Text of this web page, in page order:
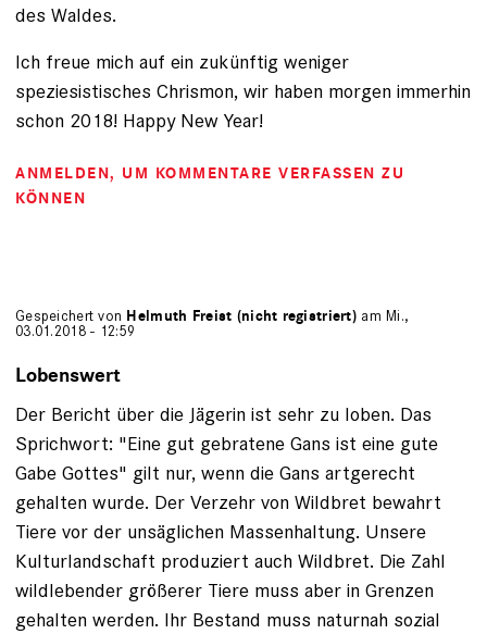
des Waldes.
Ich freue mich auf ein zukünftig weniger
speziesistisches Chrismon, wir haben morgen immerhin
schon 2018! Happy New Year!
ANMELDEN, UM KOMMENTARE VERFASSEN ZU
KÖNNEN
Gespeichert von Helmuth Freist (nicht registriert) am Mi.,
03.01.2018 - 12:59
Lobenswert
Der Bericht über die Jägerin ist sehr zu loben. Das
Sprichwort: "Eine gut gebratene Gans ist eine gute
Gabe Gottes" gilt nur, wenn die Gans artgerecht
gehalten wurde. Der Verzehr von Wildbret bewahrt
Tiere vor der unsäglichen Massenhaltung. Unsere
Kulturlandschaft produziert auch Wildbret. Die Zahl
wildlebender größerer Tiere muss aber in Grenzen
gehalten werden. Ihr Bestand muss naturnah sozial